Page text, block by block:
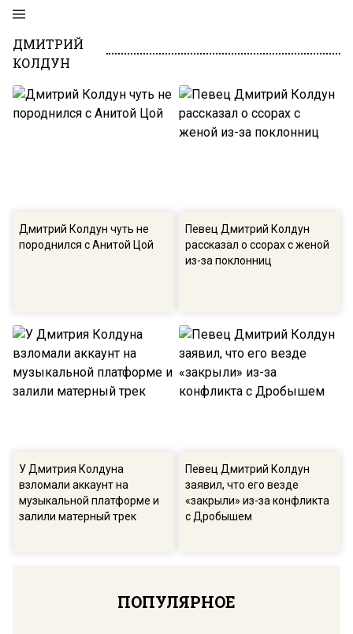
ДМИТРИЙ
КОЛДУН
Дмитрий Колдун чуть не
породнился с Анитой Цой
Певец Дмитрий Колдун
рассказал о ссорах с женой
из-за поклонниц
У Дмитрия Колдуна
взломали аккаунт на
музыкальной платформе и
залили матерный трек
Певец Дмитрий Колдун
заявил, что его везде
«закрыли» из-за конфликта
с Дробышем
ПОПУЛЯРНОЕ